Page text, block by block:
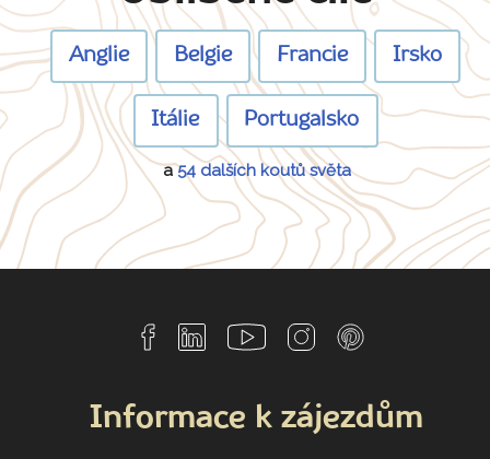
Anglie Belgie Francie Irsko
Itálie Portugalsko
a54 dalších koutů světa
Informace k zájezdům